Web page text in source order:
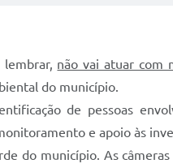
não vai atuar com
do município.
de pessoas
e apoio às
do município. As